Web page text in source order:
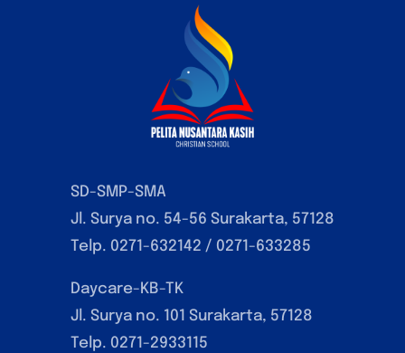
SD-SMP-SMA
Jl. Surya no. 54-56 Surakarta, 57128
Telp. 0271-632142 / 0271-633285
Daycare-KB-TK
Jl. Surya no. 101 Surakarta, 57128
Telp. 0271-2933115